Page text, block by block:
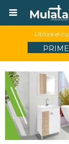

Utilizá el